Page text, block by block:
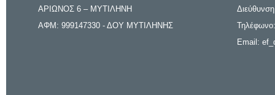
ΑΡΙΩΝΟΣ 6 – ΜΥΤΙΛΗΝΗ
ΑΦΜ: 999147330 - ΔΟΥ ΜΥΤΙΛΗΝΗΣ
Email: